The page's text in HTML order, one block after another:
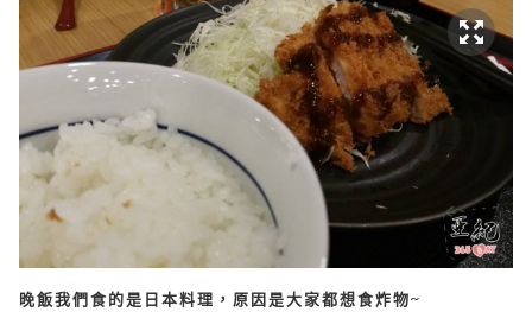
晚飯我們食的是日本料理，原因是大家都想食炸物~